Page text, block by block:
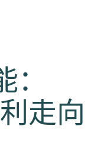
走向